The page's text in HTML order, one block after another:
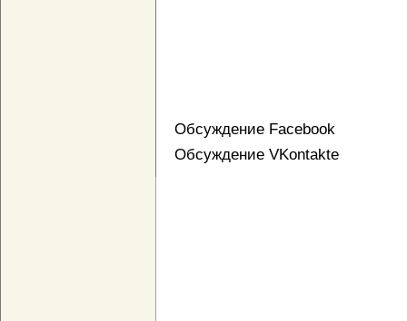
Обсуждение Facebook
Обсуждение VKontakte